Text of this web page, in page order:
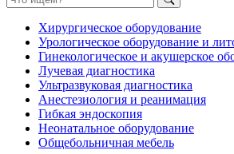
Хирургическое оборудование
Урологическое оборудование и
Гинекологическое и акушерское
Лучевая диагностика
Ультразвуковая диагностика
Анестезиология и реанимация
Гибкая эндоскопия
Неонатальное оборудование
Общебольничная мебель